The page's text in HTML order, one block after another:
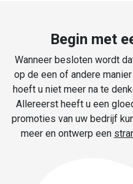
Begin met
Wanneer besloten wordt
op de een of andere
hoeft u niet meer na te
Allereerst heeft u een
promoties van uw bedrijf
meer en ontwerp een